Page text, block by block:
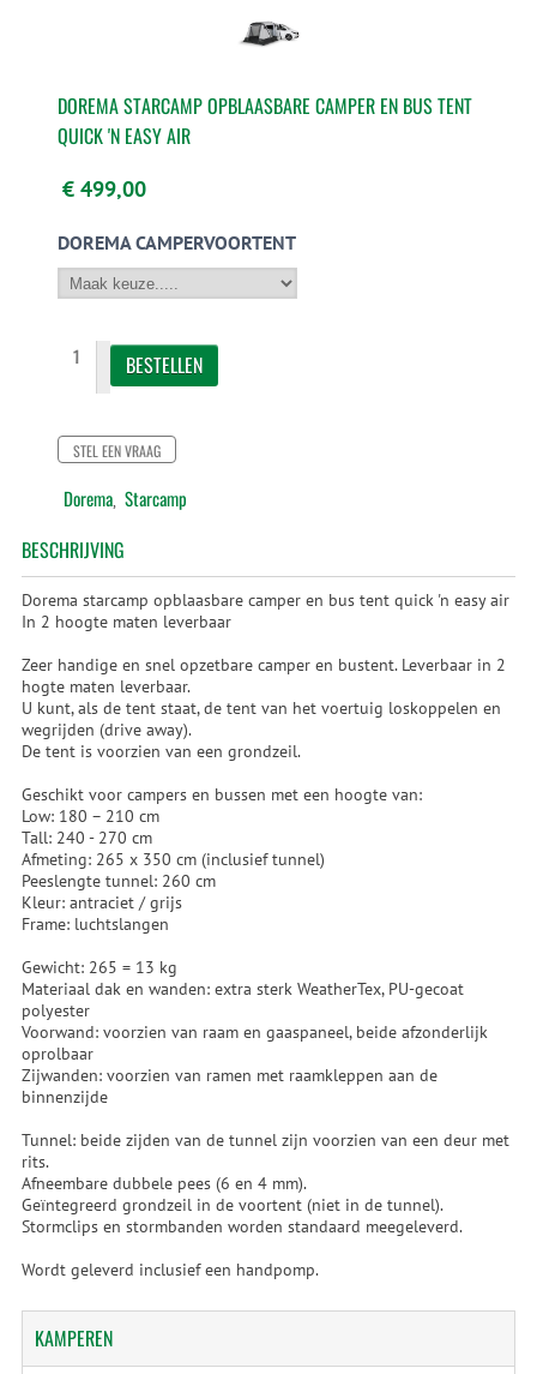
DOREMA STARCAMP OPBLAASBARE CAMPER EN BUS TENT
QUICK 'N EASY AIR
€ 499,00
DOREMA CAMPERVOORTENT
STEL EEN VRAAG
Dorema, Starcamp
BESCHRIJVING
Dorema starcamp opblaasbare camper en bus tent quick 'n easy air
In 2 hoogte maten leverbaar
Zeer handige en snel opzetbare camper en bustent. Leverbaar in 2
hogte maten leverbaar.
U kunt, als de tent staat, de tent van het voertuig loskoppelen en
wegrijden (drive away).
De tent is voorzien van een grondzeil.
Geschikt voor campers en bussen met een hoogte van:
Low: 180 – 210 cm
Tall: 240 - 270 cm
Afmeting: 265 x 350 cm (inclusief tunnel)
Peeslengte tunnel: 260 cm
Kleur: antraciet / grijs
Frame: luchtslangen
Gewicht: 265 = 13 kg
Materiaal dak en wanden: extra sterk WeatherTex, PU-gecoat
polyester
Voorwand: voorzien van raam en gaaspaneel, beide afzonderlijk
oprolbaar
Zijwanden: voorzien van ramen met raamkleppen aan de
binnenzijde
Tunnel: beide zijden van de tunnel zijn voorzien van een deur met
rits.
Afneembare dubbele pees (6 en 4 mm).
Geïntegreerd grondzeil in de voortent (niet in de tunnel).
Stormclips en stormbanden worden standaard meegeleverd.
Wordt geleverd inclusief een handpomp.
KAMPEREN